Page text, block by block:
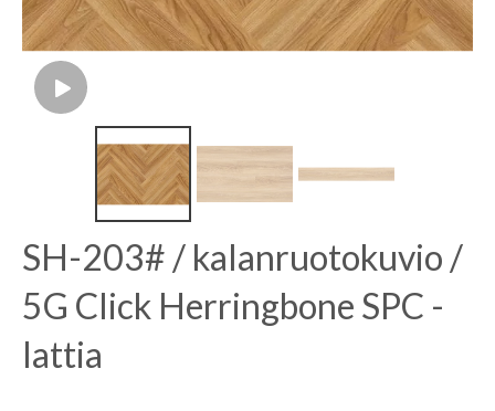
SH-203# / kalanruotokuvio /
5G Click Herringbone SPC -
lattia